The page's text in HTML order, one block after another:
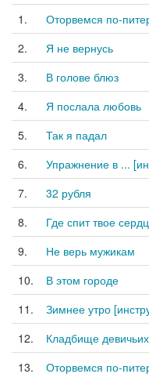
1.
Оторвемся по-
2.
Я не вернусь
3.
В голове блюз
4.
Я послала любовь
5.
Так я падал
6.
Упражнение в ...
7.
32 рубля
8.
Где спит твое
9.
Не верь мужикам
10.
В этом городе
11.
Зимнее утро
12.
Кладбище
13.
Оторвемся по-